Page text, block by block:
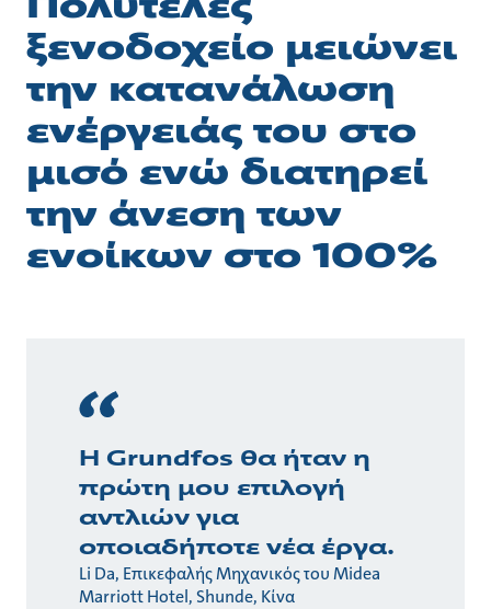
ξενοδοχείο μειώνει
την κατανάλωση
ενέργειάς του στο
μισό ενώ διατηρεί
την άνεση των
ενοίκων στο 100%
Η Grundfos θα ήταν η
πρώτη μου επιλογή
αντλιών για
οποιαδήποτε νέα έργα.
Li Da, Επικεφαλής Μηχανικός του Midea
Marriott Hotel, Shunde, Κίνα